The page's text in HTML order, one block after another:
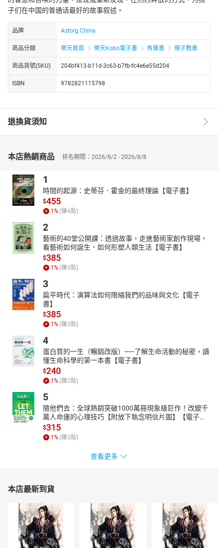
子们在中国的普通话最好的故事叙述。
品牌 Astorg China
商品分類 樂天首頁 樂天Kobo電子書 有聲書 親子教養
商品貨號(SKU) 204bf413-b11d-3c63-b7fb-fc4e6e55d204
ISBN 9782821115798
退換貨須知
本店熱銷商品 排名期間：2026/8/2 - 2026/8/8
1
時間的起源：史蒂芬．霍金的最終理論【電子書】
$455
1% (賺4點)
2
藝術的40堂公開課：透過故事，走進藝術家創作現場，
看藝術如何誕生、如何形塑人類生活【電子書】
$385
1% (賺3點)
3
扁平時代：演算法如何限縮我們的品味與文化【電子
書】
$385
1% (賺3點)
4
蛋白質的一生（暢銷改版）──了解生命活動的秘密，讀
懂生命科學的第一本書【電子書】
$240
1% (賺2點)
5
隨他們去：全球熱銷突破1000萬冊現象級巨作！改變千
萬人命運的心理技巧【附放下執念明信片圖】【電子
書】
$315
1% (賺3點)
查看更多
本店最新到貨